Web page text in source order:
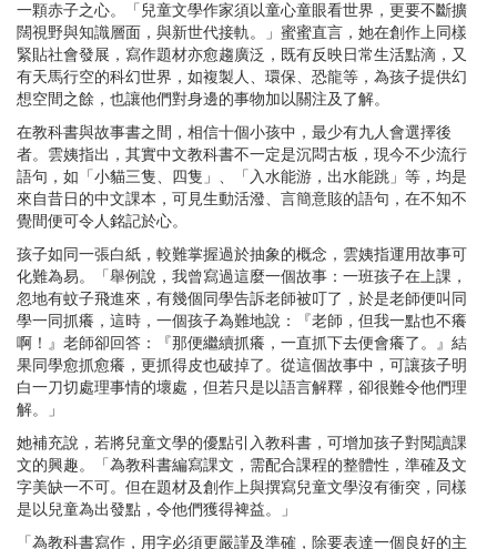
一顆赤子之心。「兒童文學作家須以童心童眼看世界，更要不斷擴
闊視野與知識層面，與新世代接軌。」蜜蜜直言，她在創作上同樣
緊貼社會發展，寫作題材亦愈趨廣泛，既有反映日常生活點滴，又
有天馬行空的科幻世界，如複製人、環保、恐龍等，為孩子提供幻
想空間之餘，也讓他們對身邊的事物加以關注及了解。
在教科書與故事書之間，相信十個小孩中，最少有九人會選擇後
者。雲姨指出，其實中文教科書不一定是沉悶古板，現今不少流行
語句，如「小貓三隻、四隻」、「入水能游，出水能跳」等，均是
來自昔日的中文課本，可見生動活潑、言簡意賅的語句，在不知不
覺間便可令人銘記於心。
孩子如同一張白紙，較難掌握過於抽象的概念，雲姨指運用故事可
化難為易。「舉例說，我曾寫過這麼一個故事：一班孩子在上課，
忽地有蚊子飛進來，有幾個同學告訴老師被叮了，於是老師便叫同
學一同抓癢，這時，一個孩子為難地說：『老師，但我一點也不癢
啊！』老師卻回答：『那便繼續抓癢，一直抓下去便會癢了。』結
果同學愈抓愈癢，更抓得皮也破掉了。從這個故事中，可讓孩子明
白一刀切處理事情的壞處，但若只是以語言解釋，卻很難令他們理
解。」
她補充說，若將兒童文學的優點引入教科書，可增加孩子對閱讀課
文的興趣。「為教科書編寫課文，需配合課程的整體性，準確及文
字美缺一不可。但在題材及創作上與撰寫兒童文學沒有衝突，同樣
是以兒童為出發點，令他們獲得裨益。」
「為教科書寫作，用字必須更嚴謹及準確，除要表達一個良好的主